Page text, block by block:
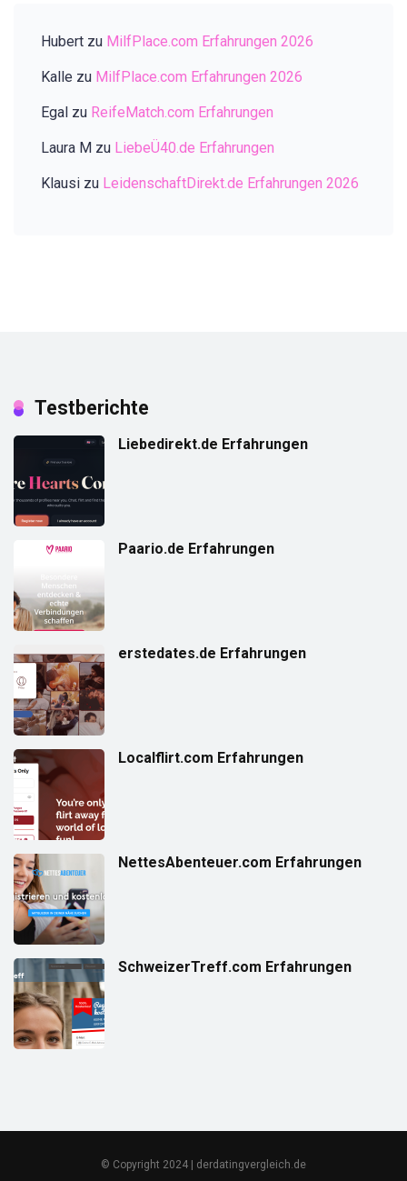
Hubert zu MilfPlace.com Erfahrungen 2026
Kalle zu MilfPlace.com Erfahrungen 2026
Egal zu ReifeMatch.com Erfahrungen
Laura M zu LiebeÜ40.de Erfahrungen
Klausi zu LeidenschaftDirekt.de Erfahrungen 2026
Testberichte
Liebedirekt.de Erfahrungen
Paario.de Erfahrungen
erstedates.de Erfahrungen
Localflirt.com Erfahrungen
NettesAbenteuer.com Erfahrungen
SchweizerTreff.com Erfahrungen
© Copyright 2024 | derdatingvergleich.de